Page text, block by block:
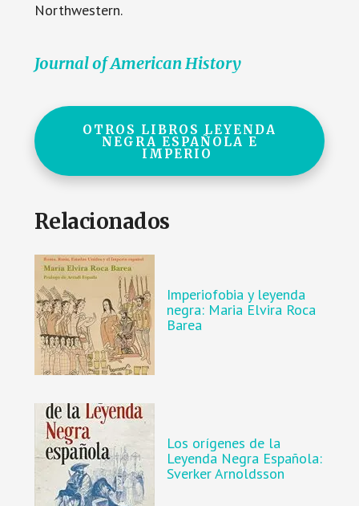
Northwestern.
Journal of American History
OTROS LIBROS LEYENDA
NEGRA ESPAÑOLA E
IMPERIO
Relacionados
Imperiofobia y leyenda
negra: Maria Elvira Roca
Barea
Los orígenes de la
Leyenda Negra Española:
Sverker Arnoldsson